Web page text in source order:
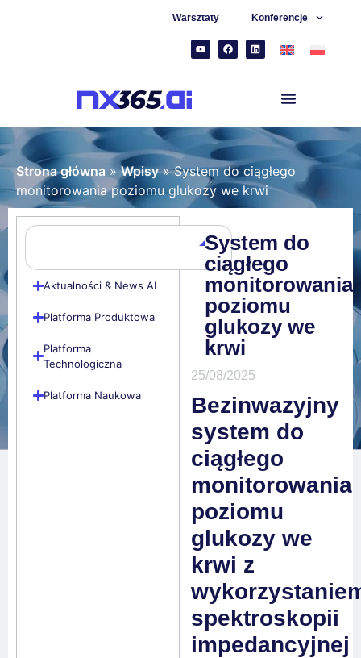
Warsztaty Konferencje
Strona główna »Wpisy»System do ciągłego
monitorowania poziomu glukozy we krwi
Aktualności & News AI
Platforma Produktowa
Platforma
Technologiczna
Platforma Naukowa
System do
ciągłego
monitorowania
poziomu
glukozy we
krwi
25/08/2025
Bezinwazyjny
system do
ciągłego
monitorowania
poziomu
glukozy we
krwi z
spektroskopii
impedancyjnej